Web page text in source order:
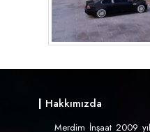
| Hakkımızda
Merdim İnşaat 2009